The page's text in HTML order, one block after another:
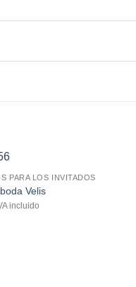
PARA LOS INVITADOS
Velis
incluido